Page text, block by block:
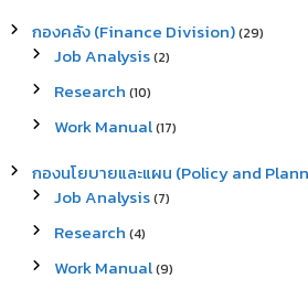
กองคลัง (Finance Division)(29)
Job Analysis(2)
Research (10)
Work Manual(17)
กองนโยบายและแผน (Policy and
Job Analysis(7)
Research (4)
Work Manual(9)